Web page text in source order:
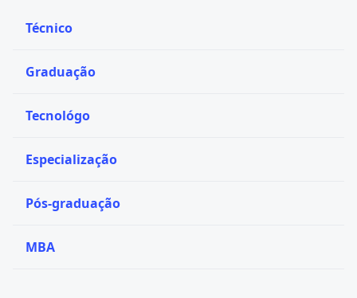
Técnico
Graduação
Tecnológo
Especialização
Pós-graduação
MBA